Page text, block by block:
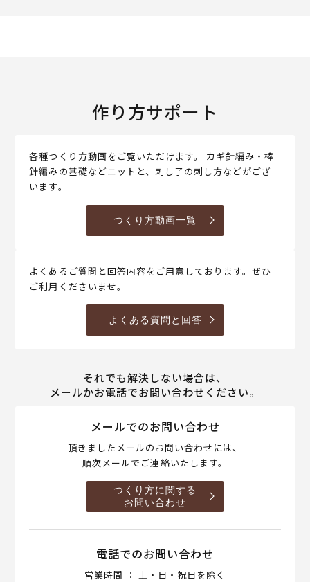
作り方サポート
各種つくり方動画をご覧いただけます。 カギ針編み・棒
針編みの基礎などニットと、刺し子の刺し方などがござ
います。
つくり方動画一覧
よくあるご質問と回答内容をご用意しております。ぜひ
ご利用くださいませ。
よくある質問と回答
それでも解決しない場合は、
メールかお電話でお問い合わせください。
メールでのお問い合わせ
頂きましたメールのお問い合わせには、
順次メールでご連絡いたします。
つくり方に関する
お問い合わせ
電話でのお問い合わせ
営業時間 ： 土・日・祝日を除く